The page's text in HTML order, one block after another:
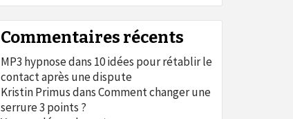
Commentaires récents
MP3 hypnosedans 10 idées pour rétablir le
contact après une dispute
Kristin PrimusdansComment changer une
serrure 3 points ?